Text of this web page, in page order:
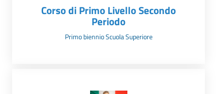
Corso di Primo Livello Secondo
Periodo
Primo biennio Scuola Superiore